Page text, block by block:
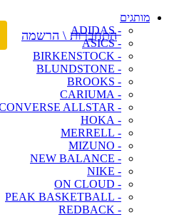
מותגים
- ADIDAS
- ASICS
- BIRKENSTOCK
- BLUNDSTONE
- BROOKS
- CARIUMA
- CONVERSE ALLSTAR
- HOKA
- MERRELL
- MIZUNO
- NEW BALANCE
- NIKE
- ON CLOUD
- PEAK BASKETBALL
- REDBACK
התחברות \ הרשמה